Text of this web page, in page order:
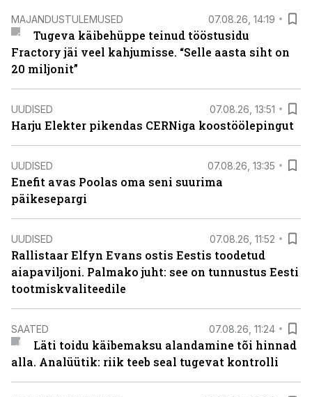
MAJANDUSTULEMUSED 07.08.26, 14:19
Tugeva käibehüppe teinud tööstusidu
Fractory jäi veel kahjumisse. “Selle aasta siht on
20 miljonit”
UUDISED 07.08.26, 13:51
Harju Elekter pikendas CERNiga koostöölepingut
UUDISED 07.08.26, 13:35
Enefit avas Poolas oma seni suurima
päikesepargi
UUDISED 07.08.26, 11:52
Rallistaar Elfyn Evans ostis Eestis toodetud
aiapaviljoni. Palmako juht: see on tunnustus Eesti
tootmiskvaliteedile
SAATED 07.08.26, 11:24
Läti toidu käibemaksu alandamine tõi hinnad
alla. Analüütik: riik teeb seal tugevat kontrolli